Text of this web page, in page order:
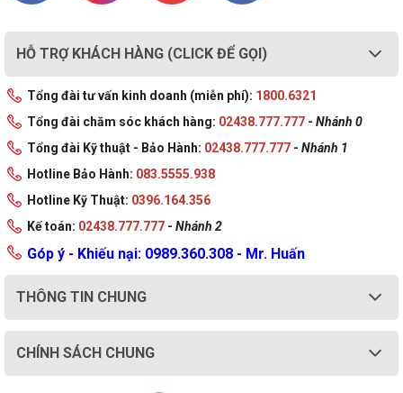
HỖ TRỢ KHÁCH HÀNG (CLICK ĐỂ GỌI)
Tổng đài tư vấn kinh doanh (miễn phí): 1800.6321
Tổng đài chăm sóc khách hàng: 02438.777.777 - Nhánh 0
Tổng đài Kỹ thuật - Bảo Hành: 02438.777.777 - Nhánh 1
Hotline Bảo Hành: 083.5555.938
Hotline Kỹ Thuật: 0396.164.356
Kế toán: 02438.777.777 - Nhánh 2
Góp ý - Khiếu nại: 0989.360.308 - Mr. Huấn
THÔNG TIN CHUNG
CHÍNH SÁCH CHUNG